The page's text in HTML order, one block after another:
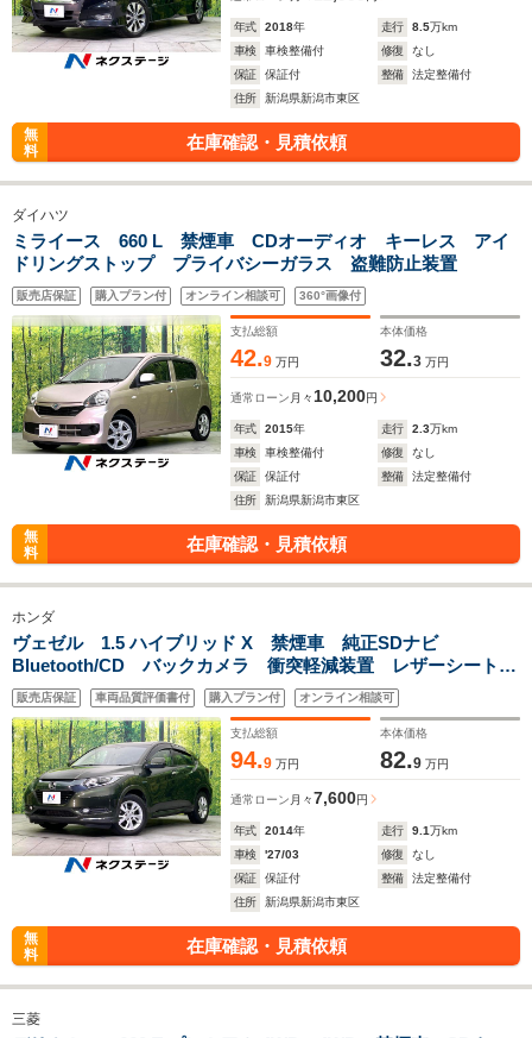
年式 2018年 走行 8.5万km
車検
車検整備付 修復
なし
保証
保証付 整備
法定整備付
住所
新潟県新潟市東区
無
料
在庫確認・見積依頼
ダイハツ
ミライース 660 L 禁煙車 CDオーディオ キーレス アイ
ドリングストップ プライバシーガラス 盗難防止装置
販売店保証 購入プラン付 オンライン相談可 360°画像付
支払総額
42.9 万円
本体価格
32.3 万円
通常ローン 月々 10,200円
年式 2015年 走行 2.3万km
車検
車検整備付 修復
なし
保証
保証付 整備
法定整備付
住所
新潟県新潟市東区
無
料
在庫確認・見積依頼
ホンダ
ヴェゼル 1.5 ハイブリッド X 禁煙車 純正SDナビ
Bluetooth/CD バックカメラ 衝突軽減装置 レザーシート
LEDヘッド オートライト オートエアコン ETC 純正16イ
ンチアルミ 盗難防止装置 プライバシーガラス
販売店保証 車両品質評価書付 購入プラン付 オンライン相談可
支払総額
94.9 万円
本体価格
82.9 万円
通常ローン 月々7,600円
年式 2014年 走行 9.1万km
車検
'27/03 修復
なし
保証
保証付 整備
法定整備付
住所
新潟県新潟市東区
無
料
在庫確認・見積依頼
三菱